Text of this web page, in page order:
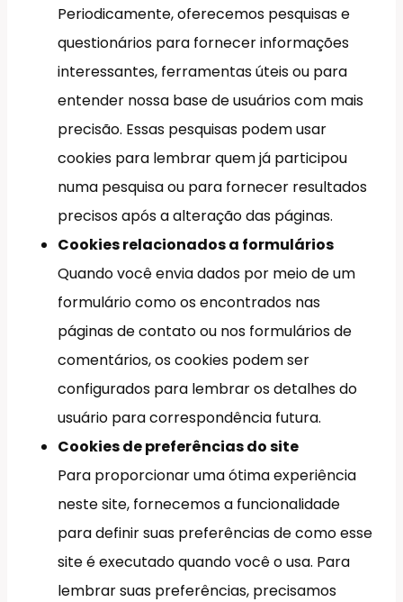
Periodicamente, oferecemos pesquisas e
questionários para fornecer informações
interessantes, ferramentas úteis ou para
entender nossa base de usuários com mais
precisão. Essas pesquisas podem usar
cookies para lembrar quem já participou
numa pesquisa ou para fornecer resultados
precisos após a alteração das páginas.
Cookies relacionados a formulários
Quando você envia dados por meio de um
formulário como os encontrados nas
páginas de contato ou nos formulários de
comentários, os cookies podem ser
configurados para lembrar os detalhes do
usuário para correspondência futura.
Cookies de preferências do site
Para proporcionar uma ótima experiência
neste site, fornecemos a funcionalidade
para definir suas preferências de como esse
site é executado quando você o usa. Para
lembrar suas preferências, precisamos